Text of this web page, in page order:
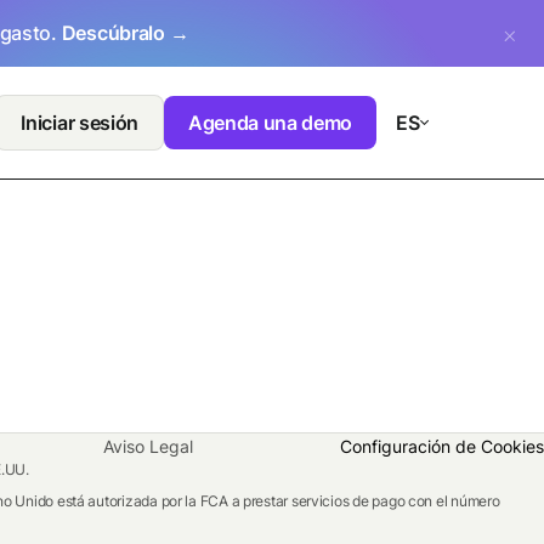
Descúbralo →
Iniciar sesión Agenda una demo ES
Aviso Legal Configuración de Cookies
Unido está autorizada por la FCA a prestar servicios de pago con el número